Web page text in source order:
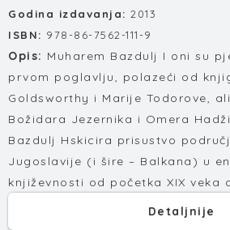
Godina izdavanja: 2013
ISBN: 978-86-7562-111-9
Opis: Muharem Bazdulj I oni su
prvom poglavlju, polazeći od
Goldsworthy i Marije Todorove,
Božidara Jezernika i Omera
Bazdulj Hskicira prisustvo
Jugoslavije (i šire – Balkana) u
književnosti od početka XIX veka
Detaljnije